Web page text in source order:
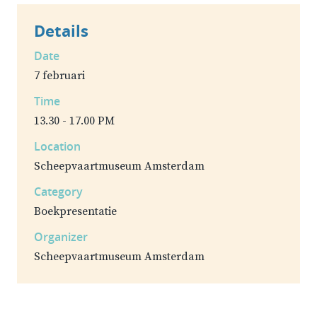
Details
Date
7 februari
Time
13.30 - 17.00 PM
Location
Scheepvaartmuseum Amsterdam
Category
Boekpresentatie
Organizer
Scheepvaartmuseum Amsterdam